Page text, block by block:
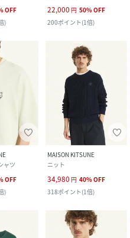
OFF
)
22,000 円 50%OFF
200ポイント(1倍)
ャツ
OFF
)
MAISON KITSUNE
ニット
34,980 円 40%OFF
318ポイント(1倍)